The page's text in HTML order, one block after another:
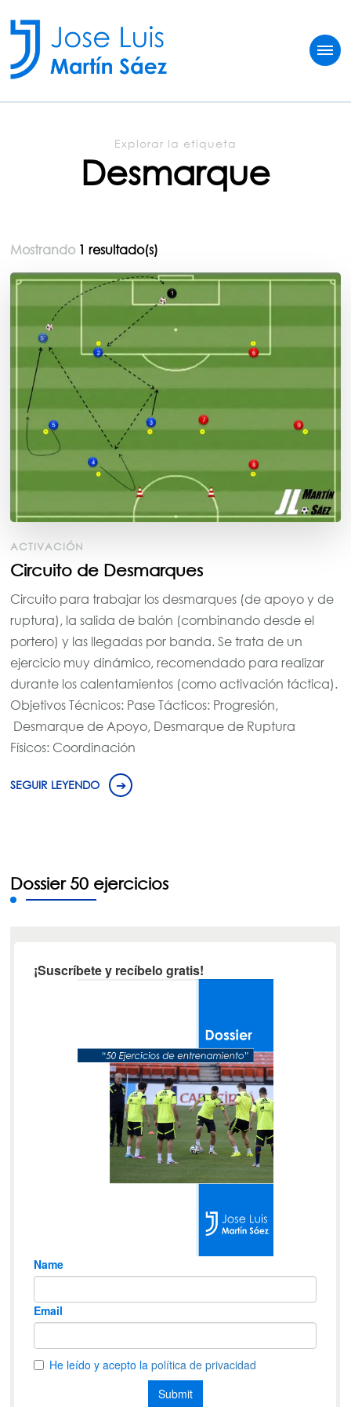
Jose Luis Martín
Explorar la etiqueta
Desmarque
Mostrando 1 resultado(s)
ACTIVACIÓN
Circuito de Desmarques
Circuito para trabajar los desmarques (de apoyo y de
ruptura), la salida de balón (combinando desde el
portero) y las llegadas por banda. Se trata de un
ejercicio muy dinámico, recomendado para realizar
durante los calentamientos (como activación táctica).
Objetivos Técnicos: Pase Tácticos: Progresión,
Desmarque de Apoyo, Desmarque de Ruptura
Físicos: Coordinación
SEGUIR LEYENDO
Dossier 50 ejercicios